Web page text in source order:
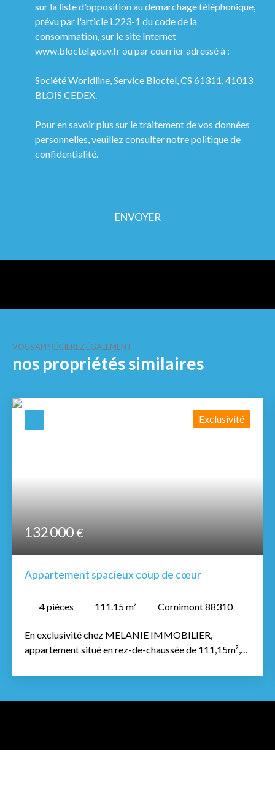
sur la liste d'opposition au démarchage téléphonique,
prévu par l'article L223-1 du code de la
consommation, sur le site Internet
www.bloctel.gouv.fr ou par courrier adressé à :
Société Worldline, Service Bloctel, CS 61311, 41013
BLOIS CEDEX.
Pour en savoir plus sur le traitement de vos données
personnelles, veuillez consulter notrepolitique de
confidentialité.
ENVOYER
VOUS APPRÉCIEREZ ÉGALEMENT
nos propriétés similaires
132 000€
Exclusivité
Appartement spacieux coup de cœur
4pièces 111.15m² Cornimont 88310
En exclusivité chez MELANIE IMMOBILIER,
appartement situé en rez-de-chaussée de 111,15m²,
sur le salon, d'une salle de bain spacieuse avec
annuelles pour la copropriété n°1, 3/1000 pour 10,28€